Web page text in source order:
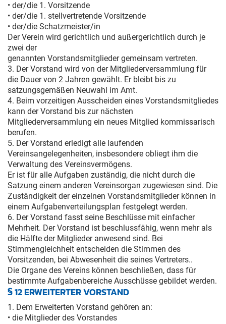
• der/die 1. Vorsitzende
• der/die 1. stellvertretende Vorsitzende
• der/die Schatzmeister/in
Der Verein wird gerichtlich und außergerichtlich durch je
zwei der
genannten Vorstandsmitglieder gemeinsam vertreten.
3. Der Vorstand wird von der Mitgliederversammlung für
die Dauer von 2 Jahren gewählt. Er bleibt bis zu
satzungsgemäßen Neuwahl im Amt.
4. Beim vorzeitigen Ausscheiden eines Vorstandsmitgliedes
kann der Vorstand bis zur nächsten
Mitgliederversammlung ein neues Mitglied kommissarisch
berufen.
5. Der Vorstand erledigt alle laufenden
Vereinsangelegenheiten, insbesondere obliegt ihm die
Verwaltung des Vereinsvermögens.
Er ist für alle Aufgaben zuständig, die nicht durch die
Satzung einem anderen Vereinsorgan zugewiesen sind. Die
Zuständigkeit der einzelnen Vorstandsmitglieder können in
einem Aufgabenverteilungsplan festgelegt werden.
6. Der Vorstand fasst seine Beschlüsse mit einfacher
Mehrheit. Der Vorstand ist beschlussfähig, wenn mehr als
die Hälfte der Mitglieder anwesend sind. Bei
Stimmengleichheit entscheiden die Stimmen des
Vorsitzenden, bei Abwesenheit die seines Vertreters..
Die Organe des Vereins können beschließen, dass für
bestimmte Aufgabenbereiche Ausschüsse gebildet werden.
§ 12 ERWEITERTER VORSTAND
1. Dem Erweiterten Vorstand gehören an:
• die Mitglieder des Vorstandes